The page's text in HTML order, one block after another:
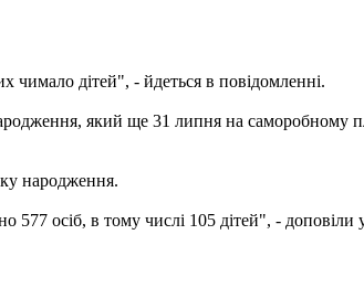
чимало дітей", - йдеться в повідомленні.
який ще 31 липня на
народження.
осіб, в тому числі 105 дітей", - доповіли у